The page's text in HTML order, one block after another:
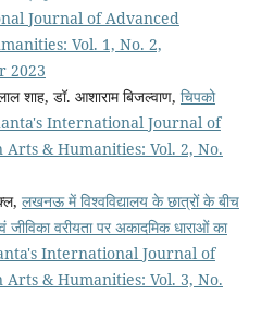
Journal of Advanced
Vol. 1, No. 2,
2023
शाह, डॉ. आशाराम बिजल्वाण, चिपको
International Journal of
Arts & Humanities: Vol. 2, No.
लखनऊ में विश्वविद्यालय के छात्रों के बीच
जीविका वरीयता पर अकादमिक धाराओं का
International Journal of
Arts & Humanities: Vol. 3, No.